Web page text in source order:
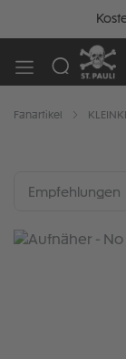
Fanartikel